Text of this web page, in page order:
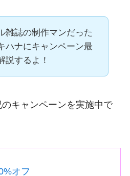
雑誌の制作マンだった
ハナにキャンペーン最
説するよ！
キャンペーンを実施中で
オフ